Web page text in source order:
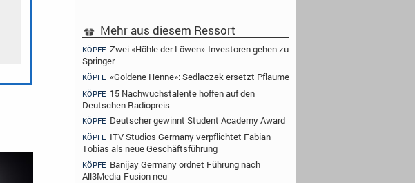
Mehr aus diesem Ressort
KÖPFE Zwei «Höhle der Löwen»-Investoren gehen zu
Springer
KÖPFE «Goldene Henne»: Sedlaczek ersetzt Pflaume
KÖPFE 15 Nachwuchstalente hoffen auf den
Deutschen Radiopreis
KÖPFE Deutscher gewinnt Student Academy Award
KÖPFE ITV Studios Germany verpflichtet Fabian
Tobias als neue Geschäftsführung
KÖPFE Banijay Germany ordnet Führung nach
All3Media-Fusion neu